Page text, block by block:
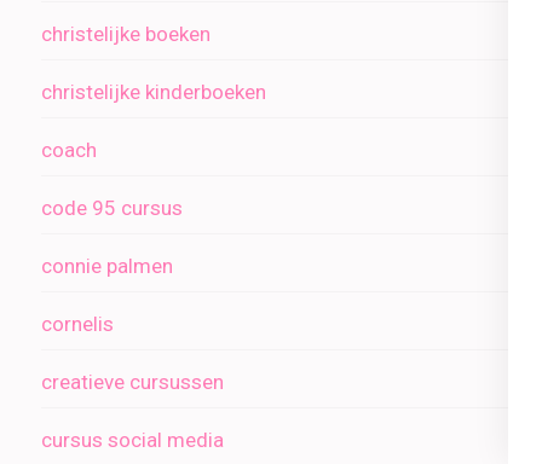
christelijke boeken
christelijke kinderboeken
coach
code 95 cursus
connie palmen
cornelis
creatieve cursussen
cursus social media